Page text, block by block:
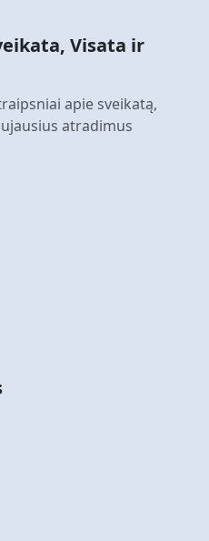
Visata ir
apie sveikatą,
atradimus